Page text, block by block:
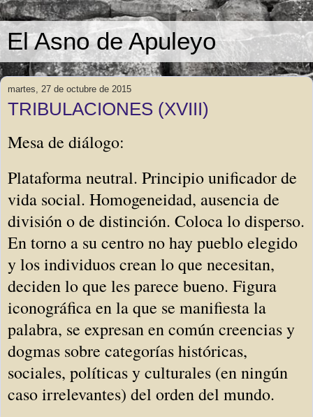
El Asno de Apuleyo
martes, 27 de octubre de 2015
TRIBULACIONES (XVIII)
Mesa de diálogo:
Plataforma neutral. Principio unificador de
vida social. Homogeneidad, ausencia de
división o de distinción. Coloca lo disperso.
En torno a su centro no hay pueblo elegido
y los individuos crean lo que necesitan,
deciden lo que les parece bueno. Figura
iconográfica en la que se manifiesta la
palabra, se expresan en común creencias y
dogmas sobre categorías históricas,
sociales, políticas y culturales (en ningún
caso irrelevantes) del orden del mundo.